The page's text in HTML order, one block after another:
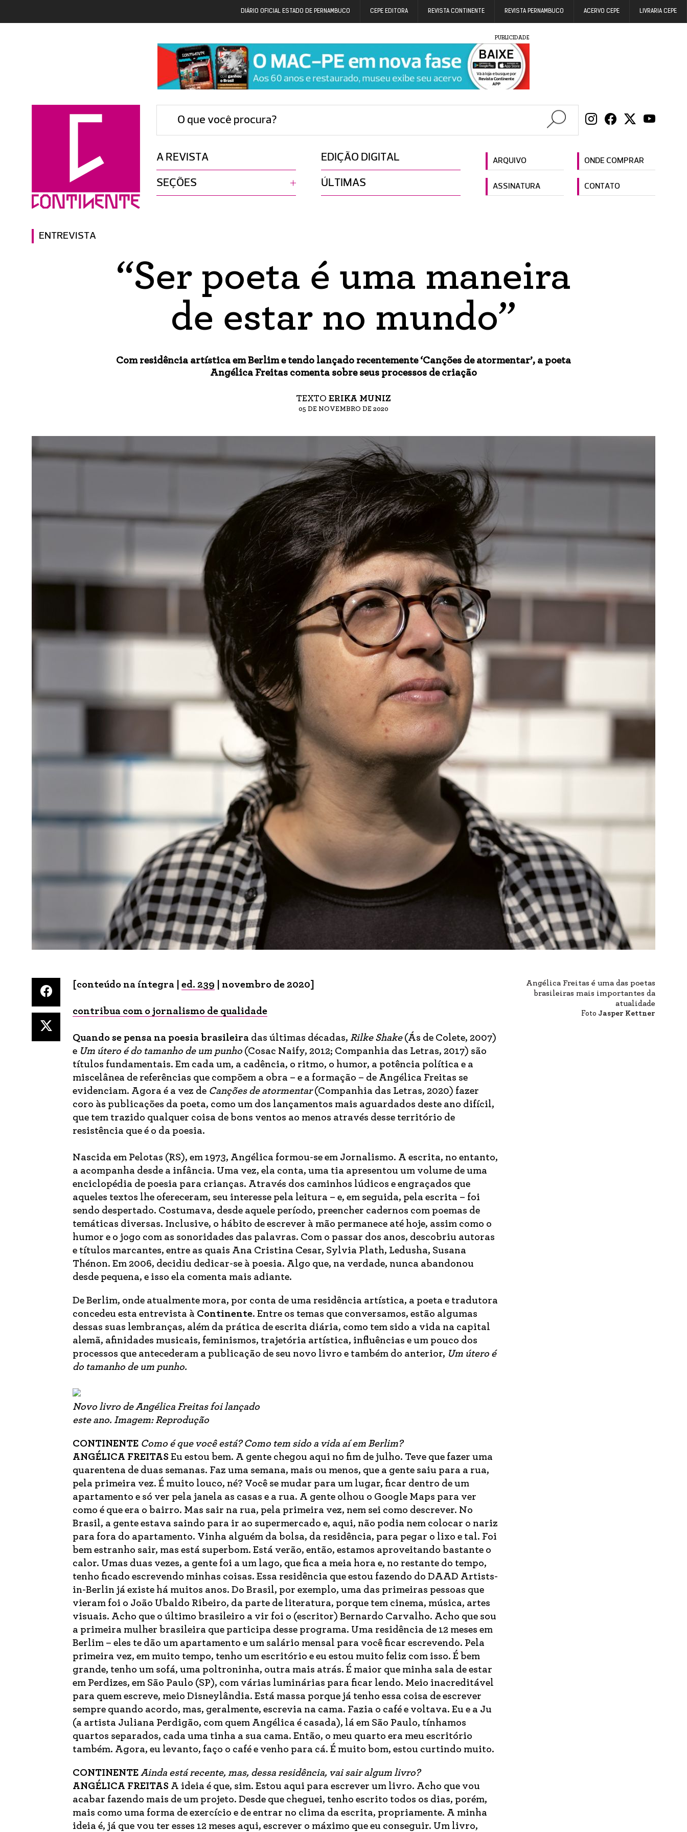
DIÁRIO OFICIAL ESTADO DE PERNAMBUCO CEPE EDITORA REVISTA CONTINENTE REVISTA PERNAMBUCO ACERVO CEPE LIVRARIA CEPE
PUBLICIDADE
O que você procura?
A REVISTA EDIÇÃO DIGITAL ARQUIVO ONDE COMPRAR
SEÇÕES ÚLTIMAS ASSINATURA CONTATO
ENTREVISTA
“Ser poeta é uma maneira
de estar no mundo”
Com residência artística em Berlim e tendo lançado recentemente ‘Canções de atormentar’, a poeta
Angélica Freitas comenta sobre seus processos de criação
TEXTO ERIKA MUNIZ
05 DE NOVEMBRO DE 2020
Angélica Freitas é uma das poetas
brasileiras mais importantes da
atualidade
Foto Jasper Kettner
[conteúdo na íntegra | ed. 239 | novembro de 2020]
contribua com o jornalismo de qualidade
Quando se pensa na poesia brasileira das últimas décadas, Rilke Shake (Ás de Colete, 2007)
e Um útero é do tamanho de um punho (Cosac Naify, 2012; Companhia das Letras, 2017) são
títulos fundamentais. Em cada um, a cadência, o ritmo, o humor, a potência política e a
miscelânea de referências que compõem a obra – e a formação – de Angélica Freitas se
evidenciam. Agora é a vez de Canções de atormentar(Companhia das Letras, 2020) fazer
coro às publicações da poeta, como um dos lançamentos mais aguardados deste ano difícil,
que tem trazido qualquer coisa de bons ventos ao menos através desse território de
resistência que é o da poesia.
Nascida em Pelotas (RS), em 1973, Angélica formou-se em Jornalismo. A escrita, no entanto,
a acompanha desde a infância. Uma vez, ela conta, uma tia apresentou um volume de uma
enciclopédia de poesia para crianças. Através dos caminhos lúdicos e engraçados que
aqueles textos lhe ofereceram, seu interesse pela leitura – e, em seguida, pela escrita – foi
sendo despertado. Costumava, desde aquele período, preencher cadernos com poemas de
temáticas diversas. Inclusive, o hábito de escrever à mão permanece até hoje, assim como o
humor e o jogo com as sonoridades das palavras. Com o passar dos anos, descobriu autoras
e títulos marcantes, entre as quais Ana Cristina Cesar, Sylvia Plath, Ledusha, Susana
Thénon. Em 2006, decidiu dedicar-se à poesia. Algo que, na verdade, nunca abandonou
desde pequena, e isso ela comenta mais adiante.
De Berlim, onde atualmente mora, por conta de uma residência artística, a poeta e tradutora
concedeu esta entrevista à Continente. Entre os temas que conversamos, estão algumas
dessas suas lembranças, além da prática de escrita diária, como tem sido a vida na capital
alemã, afinidades musicais, feminismos, trajetória artística, influências e um pouco dos
processos que antecederam a publicação de seu novo livro e também do anterior, Um útero é
do tamanho de um punho.
Novo livro de Angélica Freitas foi lançado
este ano. Imagem: Reprodução
CONTINENTE Como é que você está? Como tem sido a vida aí em Berlim?
ANGÉLICA FREITAS Eu estou bem. A gente chegou aqui no fim de julho. Teve que fazer uma
quarentena de duas semanas. Faz uma semana, mais ou menos, que a gente saiu para a rua,
pela primeira vez. É muito louco, né? Você se mudar para um lugar, ficar dentro de um
apartamento e só ver pela janela as casas e a rua. A gente olhou o Google Maps para ver
como é que era o bairro. Mas sair na rua, pela primeira vez, nem sei como descrever. No
Brasil, a gente estava saindo para ir ao supermercado e, aqui, não podia nem colocar o nariz
para fora do apartamento. Vinha alguém da bolsa, da residência, para pegar o lixo e tal. Foi
bem estranho sair, mas está superbom. Está verão, então, estamos aproveitando bastante o
calor. Umas duas vezes, a gente foi a um lago, que fica a meia hora e, no restante do tempo,
tenho ficado escrevendo minhas coisas. Essa residência que estou fazendo do DAAD Artists-
in-Berlin já existe há muitos anos. Do Brasil, por exemplo, uma das primeiras pessoas que
vieram foi o João Ubaldo Ribeiro, da parte de literatura, porque tem cinema, música, artes
visuais. Acho que o último brasileiro a vir foi o (escritor) Bernardo Carvalho. Acho que sou
a primeira mulher brasileira que participa desse programa. Uma residência de 12 meses em
Berlim – eles te dão um apartamento e um salário mensal para você ficar escrevendo. Pela
primeira vez, em muito tempo, tenho um escritório e eu estou muito feliz com isso. É bem
grande, tenho um sofá, uma poltroninha, outra mais atrás. É maior que minha sala de estar
em Perdizes, em São Paulo (SP), com várias luminárias para ficar lendo. Meio inacreditável
para quem escreve, meio Disneylândia. Está massa porque já tenho essa coisa de escrever
sempre quando acordo, mas, geralmente, escrevia na cama. Fazia o café e voltava. Eu e a Ju
(a artista Juliana Perdigão, com quem Angélica é casada), lá em São Paulo, tínhamos
quartos separados, cada uma tinha a sua cama. Então, o meu quarto era meu escritório
também. Agora, eu levanto, faço o café e venho para cá. É muito bom, estou curtindo muito.
CONTINENTE Ainda está recente, mas, dessa residência, vai sair algum livro?
ANGÉLICA FREITAS A ideia é que, sim. Estou aqui para escrever um livro. Acho que vou
acabar fazendo mais de um projeto. Desde que cheguei, tenho escrito todos os dias, porém,
mais como uma forma de exercício e de entrar no clima da escrita, propriamente. A minha
ideia é, já que vou ter esses 12 meses aqui, escrever o máximo que eu conseguir. Um livro,